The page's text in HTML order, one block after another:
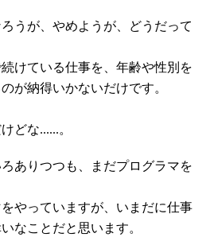
うが、やめようが、どうだって
けている仕事を、年齢や性別を
が納得いかないだけです。
どな......。
ありつつも、まだプログラマを
やっていますが、いまだに仕事
なことだと思います。